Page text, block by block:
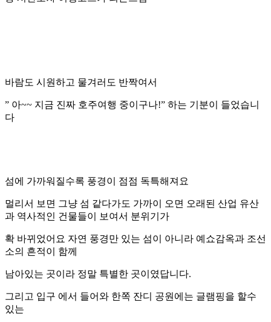
바람도 시원하고 물겨러도 반짝여서
” 아~~ 지금 진짜 호주여행 중이구나!” 하는 기분이 들었습니
다
섬에 가까워질수록 풍경이 점점 독특해져요
멀리서 보면 그냥 섬 같다가도 가까이 오면 오래된 산업 유산
과 역사적인 건물들이 보여서 분위기가
확 바뀌었어요 자연 풍경만 있는 섬이 아니라 예쇼감옥과 조선
소의 흔적이 함께
남아있는 곳이라 정말 특별한 곳이였답니다.
그리고 입구 에서 들어와 한쪽 잔디 공원에는 글램핑을 할수
있는